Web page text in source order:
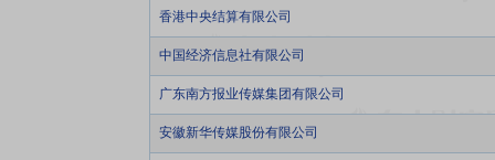
香港中央结算有限公司
中国经济信息社有限公司
广东南方报业传媒集团有限公司
安徽新华传媒股份有限公司